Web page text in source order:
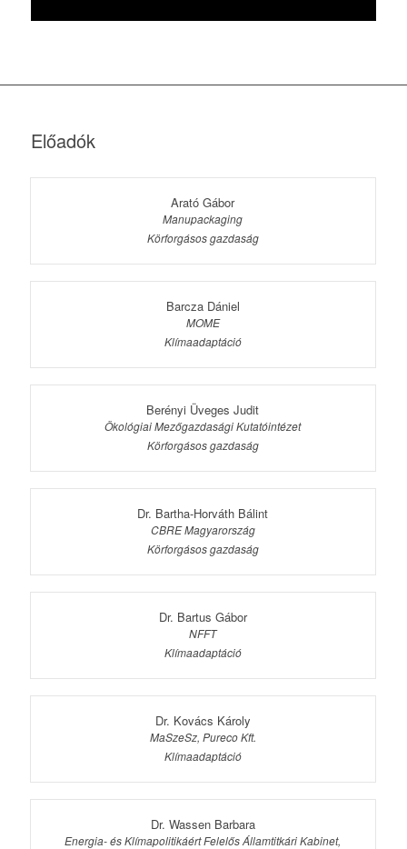
Előadók
Arató Gábor
Manupackaging
Körforgásos gazdaság
Barcza Dániel
MOME
Klímaadaptáció
Berényi Üveges Judit
Ökológiai Mezőgazdasági Kutatóintézet
Körforgásos gazdaság
Dr. Bartha-Horváth Bálint
CBRE Magyarország
Körforgásos gazdaság
Dr. Bartus Gábor
NFFT
Klímaadaptáció
Dr. Kovács Károly
MaSzeSz, Pureco Kft.
Klímaadaptáció
Dr. Wassen Barbara
Energia- és Klímapolitikáért Felelős Államtitkári Kabinet,